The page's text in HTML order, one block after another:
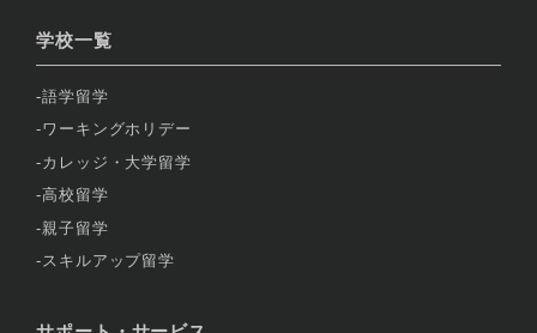
学校一覧
語学留学
ワーキングホリデー
カレッジ・大学留学
高校留学
親子留学
スキルアップ留学